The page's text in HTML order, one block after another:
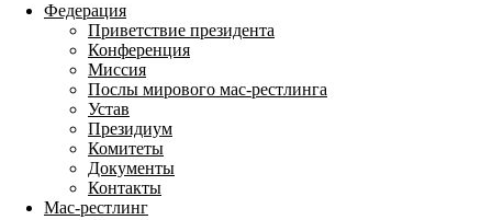
Федерация
Приветствие президента
Конференция
Миссия
Послы мирового мас-рестлинга
Устав
Президиум
Комитеты
Документы
Контакты
Мас-рестлинг